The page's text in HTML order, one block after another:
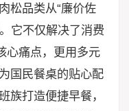
松品类从“廉价佐
它不仅解决了消费
心痛点，更用多元
国民餐桌的贴心配
打造便捷早餐，